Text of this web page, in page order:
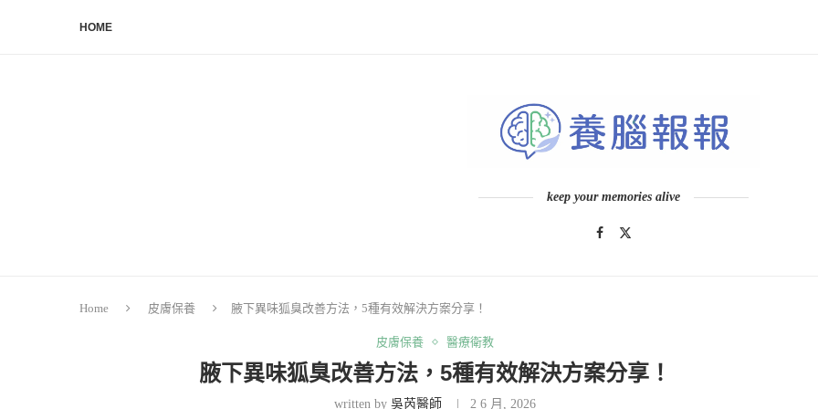
HOME
keep your memories alive
Home 皮膚保養 腋下異味狐臭改善方法，5種有效解決方案分享！
皮膚保養 醫療衛教
腋下異味狐臭改善方法，5種有效解決方案分享！
written by吳芮醫師 2 6 月, 2026